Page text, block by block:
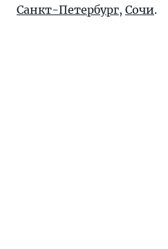
Санкт-Петербург, Сочи.